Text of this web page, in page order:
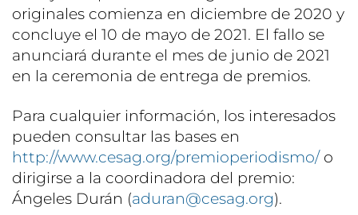
originales comienza en diciembre de 2020 y
concluye el 10 de mayo de 2021. El fallo se
anunciará durante el mes de junio de 2021
en la ceremonia de entrega de premios.
Para cualquier información, los interesados
pueden consultar las bases en
http://www.cesag.org/premioperiodismo/o
dirigirse a la coordinadora del premio:
Ángeles Durán (aduran@cesag.org).